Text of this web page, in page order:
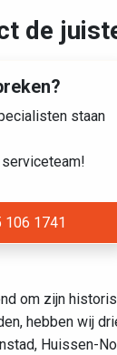
de
staan
106 1741
om zijn
hebben wij
Huissen-